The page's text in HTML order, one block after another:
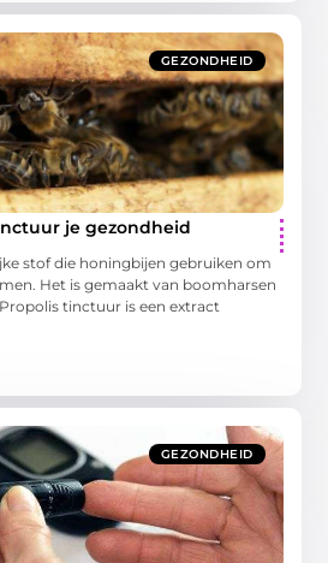
GEZONDHEID
je gezondheid
stof die honingbijen gebruiken om
Het is gemaakt van boomharsen
tinctuur is een extract
GEZONDHEID